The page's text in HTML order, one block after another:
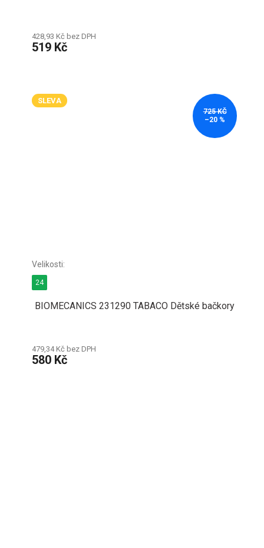
428,93 Kč bez DPH
519 Kč
SLEVA
725 KČ
–20 %
BIOMECANICS 231290 TABACO Dětské bačkory
479,34 Kč bez DPH
580 Kč
24